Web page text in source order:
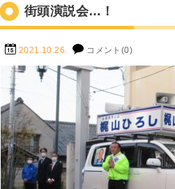
街頭演説会…！
2021.10.26. コメント(0)